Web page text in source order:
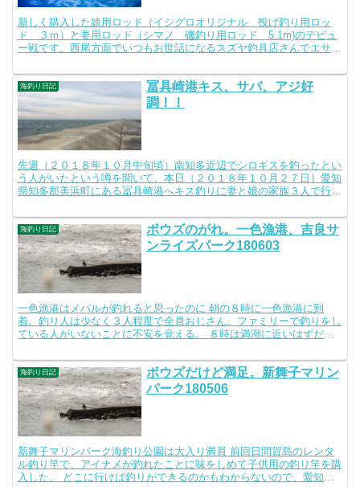
新しく購入した娘用ロッド（イシグロオリジナル 投げ釣り用ロッ
ド ３ｍ）と妻用ロッド（シマノ 磯釣り用ロッド 5.1m)のデビュ
ー戦です。西尾方面でいつもお世話になるスズヤ釣具店さんでエサを
海釣り日記
冨具崎港キス、サバ、アジ好
調！！
先週（２０１８年１０月中旬頃）南知多近辺でシロギスを釣ったとい
う人がいたという噂を聞いて、本日（２０１８年１０月２７日）愛知
県知多郡美浜町にある冨具崎港へキス釣りに妻と娘の家族３人で行く
海釣り日記
ボウズのがれ。一色漁港、吉良サ
ンライズパーク180603
一色漁港はメバルが釣れると思ったのに 朝の８時に一色漁港に到
着。釣り人は少なく３人程度で全員おじさん。ファミリーで釣りをし
ている人がいないことに不安を覚える。 ８時は満潮に近いはずだ
海釣り日記
ボウズだけど満足。新舞子マリン
パーク180506
新舞子マリンパーク海釣り公園は大入り満員 前回日間賀島のレンタ
ル釣り竿で、アイナメが釣れたことに味をしめて子供用の釣り竿を購
入した。 どこに行けば釣りができるのかもわからないので、愛知県